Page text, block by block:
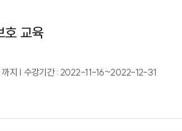
호 교육
까지 | 수강기간 : 2022-11-16~2022-12-31